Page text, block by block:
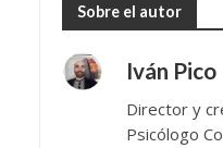
Sobre el autor
Iván Pico
Director y
Psicólogo